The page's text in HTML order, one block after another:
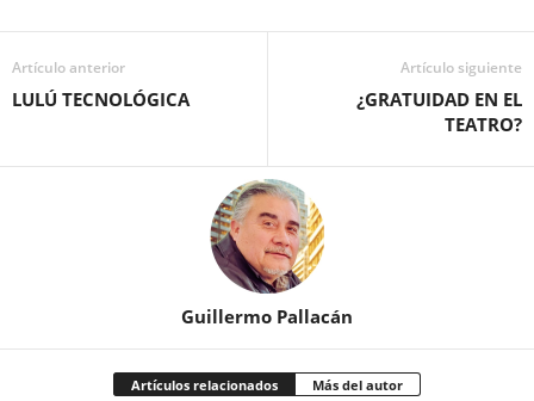
Artículo anterior
LULÚ TECNOLÓGICA
Artículo siguiente
¿GRATUIDAD EN EL
TEATRO?
Guillermo Pallacán
Artículos relacionados Más del autor